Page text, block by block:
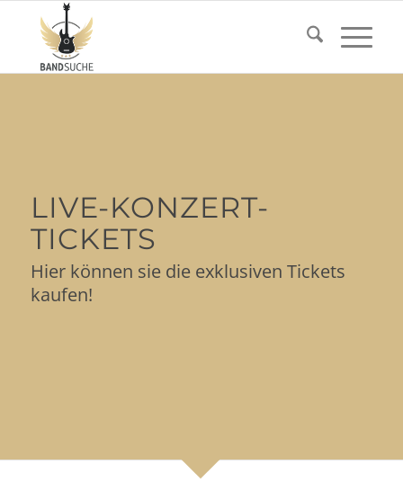
LIVE-KONZERT-
TICKETS
Hier können sie die exklusiven Tickets
kaufen!